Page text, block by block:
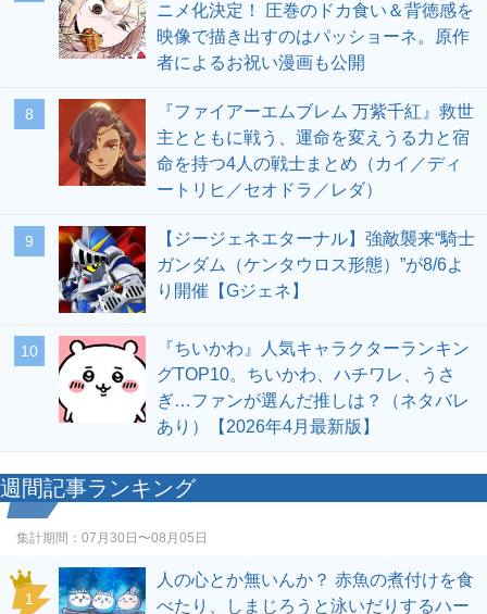
ニメ化決定！ 圧巻のドカ食い＆背徳感を
映像で描き出すのはパッショーネ。原作
者によるお祝い漫画も公開
8
『ファイアーエムブレム 万紫千紅』救世
主とともに戦う、運命を変えうる力と宿
命を持つ4人の戦士まとめ（カイ／ディ
ートリヒ／セオドラ／レダ）
9
【ジージェネエターナル】強敵襲来“騎士
ガンダム（ケンタウロス形態）”が8/6よ
り開催【Gジェネ】
10
『ちいかわ』人気キャラクターランキン
グTOP10。ちいかわ、ハチワレ、うさ
ぎ…ファンが選んだ推しは？（ネタバレ
あり）【2026年4月最新版】
週間記事ランキング
集計期間： 07月30日〜08月05日
1
人の心とか無いんか？ 赤魚の煮付けを食
べたり、しまじろうと泳いだりするハー